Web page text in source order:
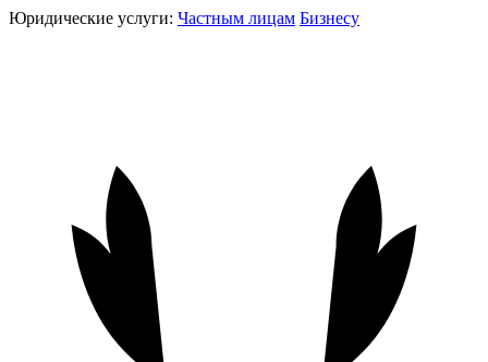
Юридические услуги: Частным лицам Бизнесу